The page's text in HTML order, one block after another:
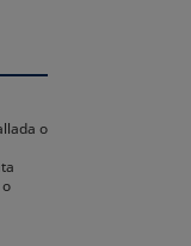
o
o